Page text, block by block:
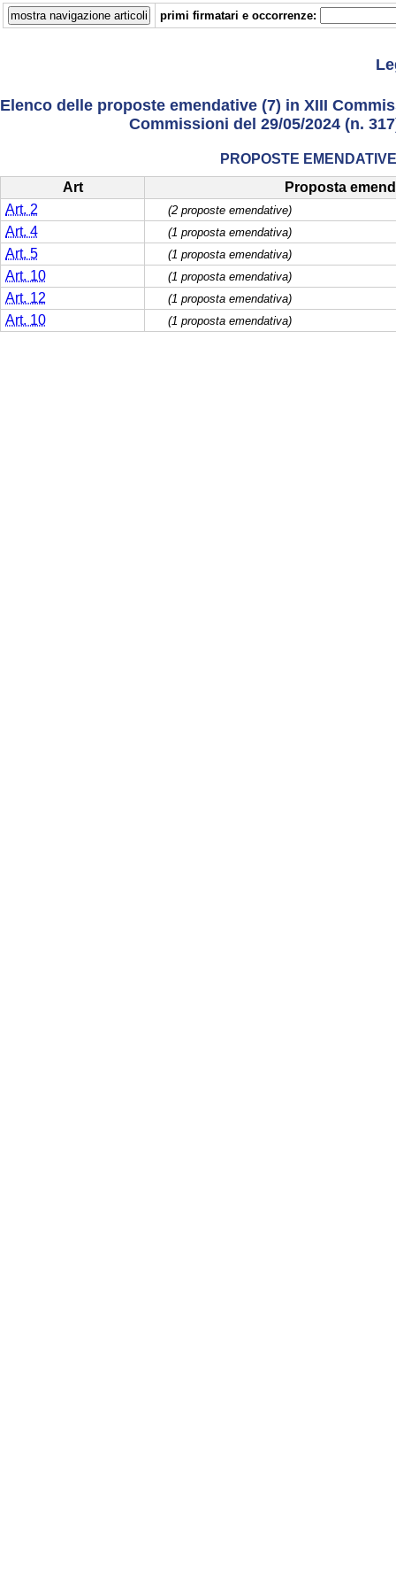
primi firmatari e occorrenze:
Elenco delle proposte emendative (7) in XIII
Commissioni del 29/05/2024 (n.
PROPOSTE
Art
Proposta
Art. 2
(2 proposte emendative)
Art. 4 (1 proposta emendativa)
Art. 5 (1 proposta emendativa)
Art. 10 (1 proposta emendativa)
Art. 12 (1 proposta emendativa)
Art. 10 (1 proposta emendativa)